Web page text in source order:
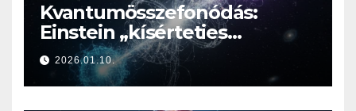
Kvantumösszefonódás:
Einstein „kísérteties
távolhatása” a valóság
határán
2026.01.10.